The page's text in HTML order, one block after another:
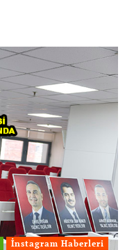
İnstagram Haberleri